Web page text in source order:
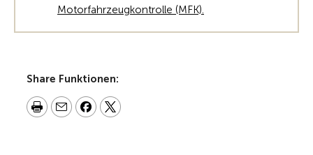
Motorfahrzeugkontrolle (MFK).
Share Funktionen: